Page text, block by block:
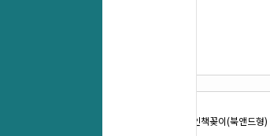
UL-유라인책꽂이(북앤드형)